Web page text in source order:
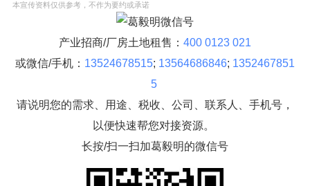
本宣传资料仅供参考，不作为要约或承诺
产业招商/厂房土地租售： 400 0123 021
或微信/手机： 13524678515; 13564686846; 1352467851
5
请说明您的需求、用途、税收、公司、联系人、手机号，
以便快速帮您对接资源。
长按/扫一扫加葛毅明的微信号